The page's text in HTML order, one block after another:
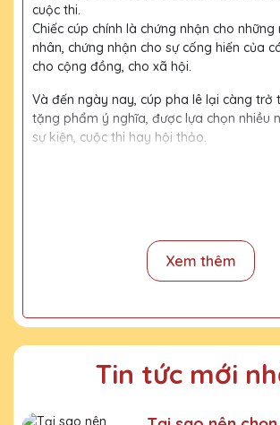
cuộc thi.
Chiếc cúp chính là chứng nhận cho những
nhân, chứng nhận cho sự cống hiến của
cho cộng đồng, cho xã hội.
Và đến ngày nay, cúp pha lê lại càng trở
tặng phẩm ý nghĩa, được lựa chọn nhiều
sự kiện, cuộc thi hay hội thảo.
Quy trình sản xuất
Gửi bản vẽ, báo giá khách duyệt
Xem thêm
Tin tức mới